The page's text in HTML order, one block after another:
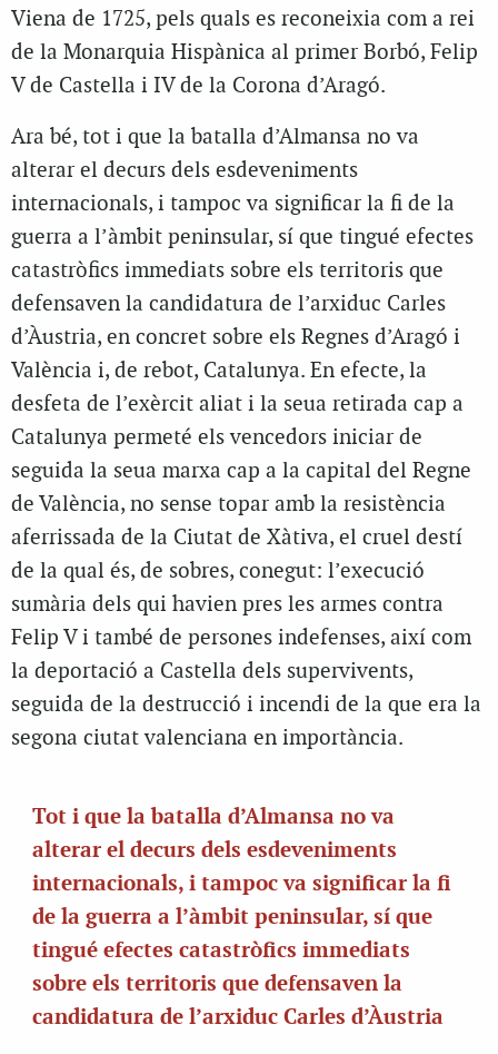
Viena de 1725, pels quals es reconeixia com a rei
de la Monarquia Hispànica al primer Borbó, Felip
V de Castella i IV de la Corona d’Aragó.
Ara bé, tot i que la batalla d’Almansa no va
alterar el decurs dels esdeveniments
internacionals, i tampoc va significar la fi de la
guerra a l’àmbit peninsular, sí que tingué efectes
catastròfics immediats sobre els territoris que
defensaven la candidatura de l’arxiduc Carles
d’Àustria, en concret sobre els Regnes d’Aragó i
València i, de rebot, Catalunya. En efecte, la
desfeta de l’exèrcit aliat i la seua retirada cap a
Catalunya permeté els vencedors iniciar de
seguida la seua marxa cap a la capital del Regne
de València, no sense topar amb la resistència
aferrissada de la Ciutat de Xàtiva, el cruel destí
de la qual és, de sobres, conegut: l’execució
sumària dels qui havien pres les armes contra
Felip V i també de persones indefenses, així com
la deportació a Castella dels supervivents,
seguida de la destrucció i incendi de la que era la
segona ciutat valenciana en importància.
Tot i que la batalla d’Almansa no va
alterar el decurs dels esdeveniments
internacionals, i tampoc va significar la fi
de la guerra a l’àmbit peninsular, sí que
tingué efectes catastròfics immediats
sobre els territoris que defensaven la
candidatura de l’arxiduc Carles d’Àustria